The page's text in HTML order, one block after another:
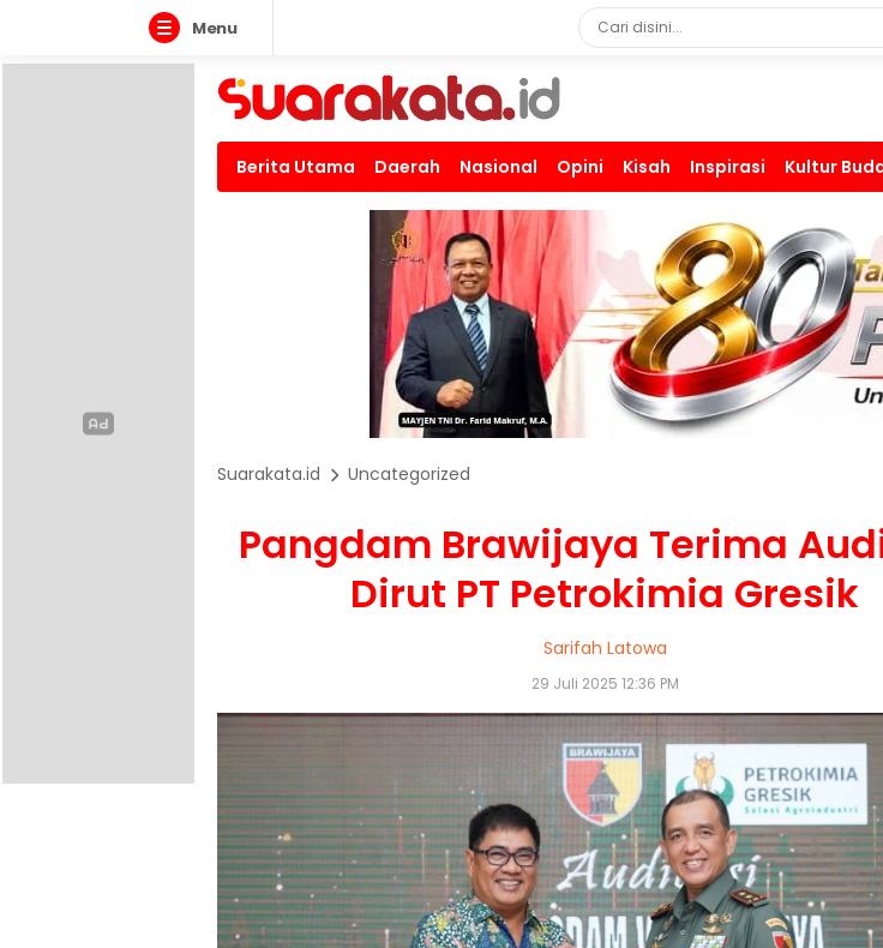
Menu
Berita Utama Daerah Nasional Opini Kisah Inspirasi Kultur
Suarakata.id Uncategorized
Pangdam Brawijaya Terima
Dirut PT Petrokimia Gresik
Sarifah Latowa
29 Juli 2025 12:36 PM